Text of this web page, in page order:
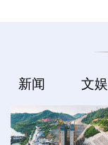
新闻 文娱